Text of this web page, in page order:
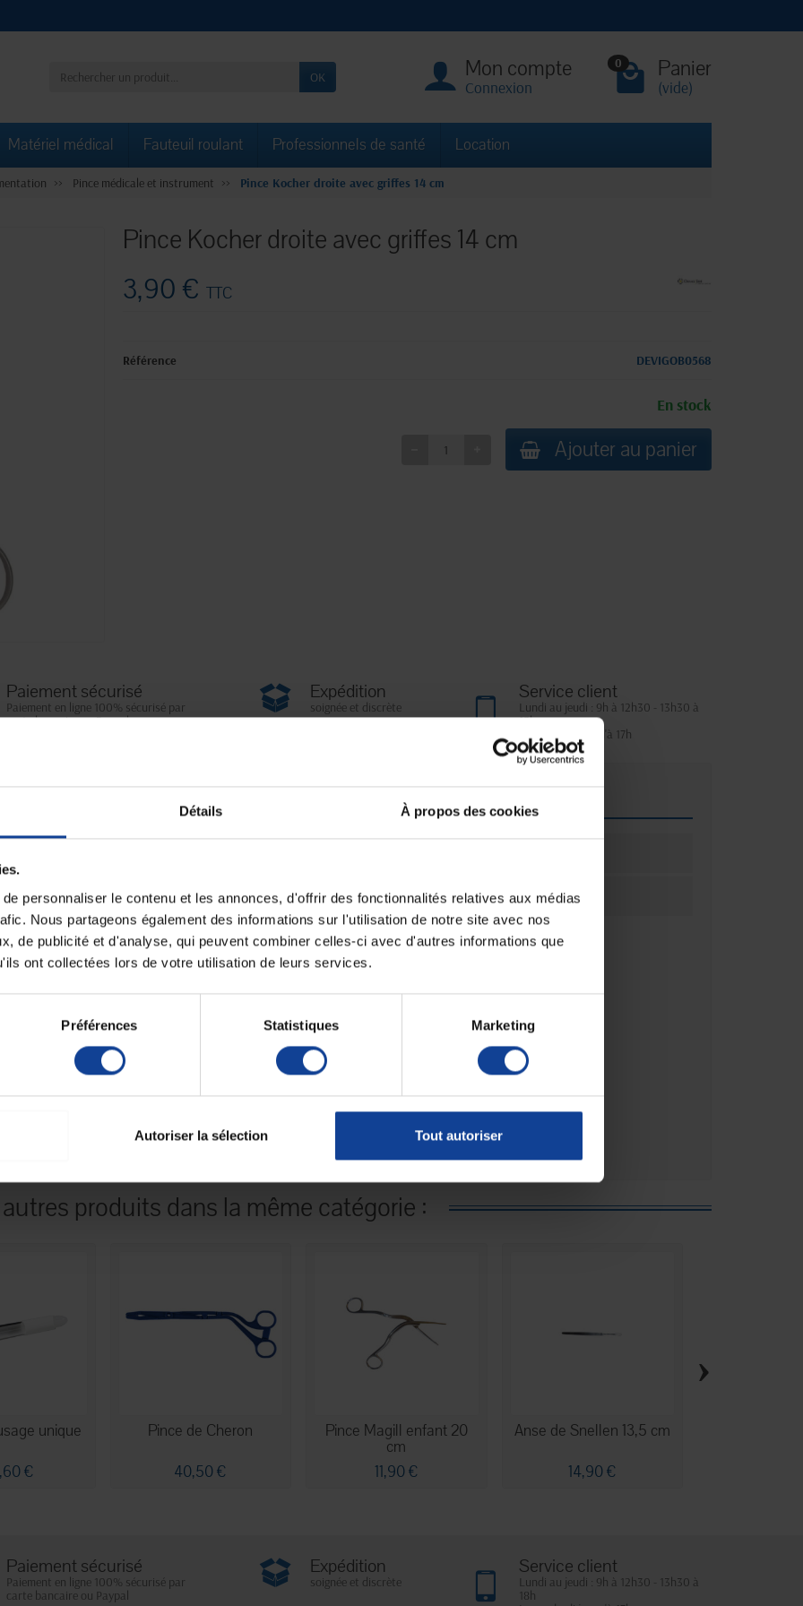
Détails À propos des cookies
personnaliser le contenu et les annonces, d'offrir des fonctionnalités relatives aux médias
Nous partageons également des informations sur l'utilisation de notre site avec nos
de publicité et d'analyse, qui peuvent combiner celles-ci avec d'autres informations que
ont collectées lors de votre utilisation de leurs services.
Préférences Statistiques Marketing
Autoriser la sélection Tout autoriser
OK Mon compte
Connexion
0 Panier
(vide)
Matériel médical Fauteuil roulant Professionnels de santé Location
Pince médicale et instrument Pince Kocher droite avec griffes 14 cm
Pince Kocher droite avec griffes 14 cm
3,90 €TTC
Référence DEVIGOB0568
En stock
Ajouter au panier
Paiement sécurisé
Paiement en ligne 100% sécurisé par
carte bancaire ou Paypal
Expédition
soignée et discrète
Service client
Lundi au jeudi : 9h à 12h30 - 13h30 à
18h
Le vendredi jusqu'à 17h
chirurgical de haute précision, couramment utilisé
comme la peau et les muscles, grâce à sa
des tractions sur les tissus résistants.
de 134 °C pendant 18 minutes.
16 cmpour un usage adapté.
sa robustesse et sa précision dans les manipulations
Fiche technique
type (emballage)
autres produits dans la même catégorie :
unique
€
Pince de Cheron
40,50 €
Pince Magill enfant 20
cm
11,90 €
Anse de Snellen 13,5 cm
14,90 €
›
Paiement sécurisé
Paiement en ligne 100% sécurisé par
carte bancaire ou Paypal
Expédition
soignée et discrète
Service client
Lundi au jeudi : 9h à 12h30 - 13h30 à
18h